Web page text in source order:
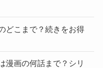
どこまで？続きをお得
漫画の何話まで？シリ